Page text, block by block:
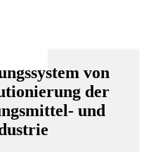
von
der
und